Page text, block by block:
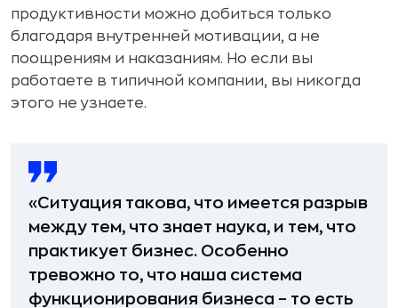
продуктивности можно добиться только
благодаря внутренней мотивации, а не
поощрениям и наказаниям. Но если вы
работаете в типичной компании, вы никогда
этого не узнаете.
«Ситуация такова, что имеется разрыв
между тем, что знает наука, и тем, что
практикует бизнес. Особенно
тревожно то, что наша система
функционирования бизнеса – то есть